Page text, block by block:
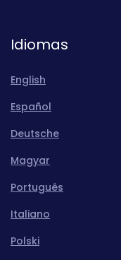
Idiomas
English
Español
Deutsche
Magyar
Português
Italiano
Polski